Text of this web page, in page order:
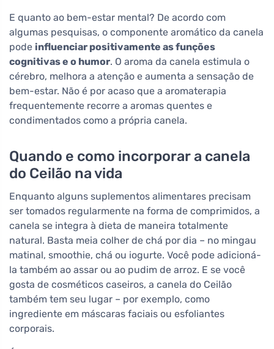
E quanto ao bem-estar mental? De acordo com
algumas pesquisas, o componente aromático da canela
pode influenciar positivamente as funções
cognitivas e o humor. O aroma da canela estimula o
cérebro, melhora a atenção e aumenta a sensação de
bem-estar. Não é por acaso que a aromaterapia
frequentemente recorre a aromas quentes e
condimentados como a própria canela.
Quando e como incorporar a canela
do Ceilão na vida
Enquanto alguns suplementos alimentares precisam
ser tomados regularmente na forma de comprimidos, a
canela se integra à dieta de maneira totalmente
natural. Basta meia colher de chá por dia – no mingau
matinal, smoothie, chá ou iogurte. Você pode adicioná-
la também ao assar ou ao pudim de arroz. E se você
gosta de cosméticos caseiros, a canela do Ceilão
também tem seu lugar – por exemplo, como
ingrediente em máscaras faciais ou esfoliantes
corporais.